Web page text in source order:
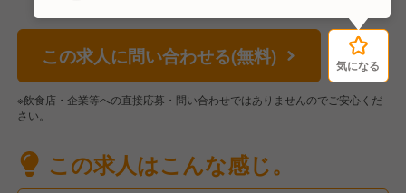
この求人に問い合わせる(無料) 気になる
※飲食店・企業等への直接応募・問い合わせではありませんのでご安心くだ
さい。
この求人はこんな感じ。
気になる